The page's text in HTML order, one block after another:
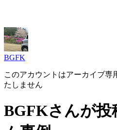
BGFK
このアカウントはアーカイブ専
たしません
BGFKさんが投